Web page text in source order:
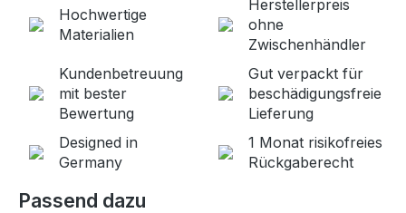
Hochwertige
Materialien
Herstellerpreis
ohne
Zwischenhändler
Kundenbetreuung
mit bester
Bewertung
Gut verpackt für
beschädigungsfreie
Lieferung
Designed in
Germany
1 Monat risikofreies
Rückgaberecht
Produktgalerie überspringen
Passend dazu